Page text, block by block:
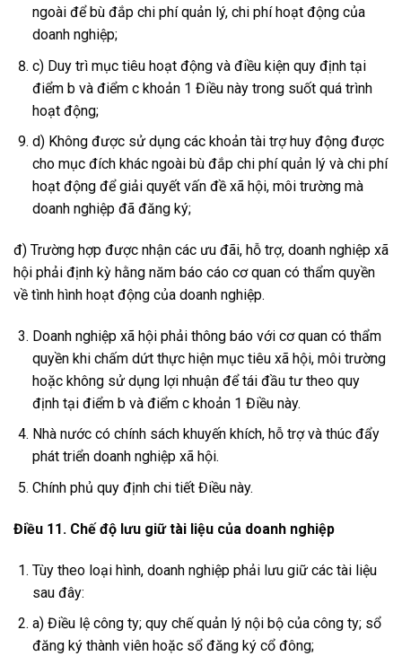
ngoài để bù đắp chi phí quản lý, chi phí hoạt động của
doanh nghiệp;
c) Duy trì mục tiêu hoạt động và điều kiện quy định tại
điểm b và điểm c khoản 1 Điều này trong suốt quá trình
hoạt động;
d) Không được sử dụng các khoản tài trợ huy động được
cho mục đích khác ngoài bù đắp chi phí quản lý và chi phí
hoạt động để giải quyết vấn đề xã hội, môi trường mà
doanh nghiệp đã đăng ký;
đ) Trường hợp được nhận các ưu đãi, hỗ trợ, doanh nghiệp xã
hội phải định kỳ hằng năm báo cáo cơ quan có thẩm quyền
về tình hình hoạt động của doanh nghiệp.
Doanh nghiệp xã hội phải thông báo với cơ quan có thẩm
quyền khi chấm dứt thực hiện mục tiêu xã hội, môi trường
hoặc không sử dụng lợi nhuận để tái đầu tư theo quy
định tại điểm b và điểm c khoản 1 Điều này.
Nhà nước có chính sách khuyến khích, hỗ trợ và thúc đẩy
phát triển doanh nghiệp xã hội.
Chính phủ quy định chi tiết Điều này.
Điều 11. Chế độ lưu giữ tài liệu của doanh nghiệp
Tùy theo loại hình, doanh nghiệp phải lưu giữ các tài liệu
sau đây:
a) Điều lệ công ty; quy chế quản lý nội bộ của công ty; sổ
đăng ký thành viên hoặc sổ đăng ký cổ đông;